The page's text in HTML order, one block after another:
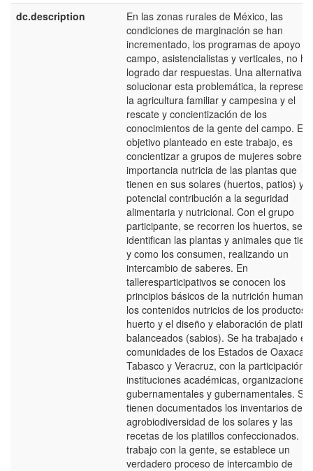
dc.description
En las zonas rurales de México, las
condiciones de marginación se han
incrementado, los programas de apoyo al
campo, asistencialistas y verticales, no
logrado dar respuestas. Una alternativa
solucionar esta problemática, la
la agricultura familiar y campesina y el
rescate y concientización de los
conocimientos de la gente del campo. El
objetivo planteado en este trabajo, es
concientizar a grupos de mujeres sobre la
importancia nutricia de las plantas que
tienen en sus solares (huertos, patios) y
potencial contribución a la seguridad
alimentaria y nutricional. Con el grupo
participante, se recorren los huertos, se
identifican las plantas y animales que
y como los consumen, realizando un
intercambio de saberes. En
talleresparticipativos se conocen los
principios básicos de la nutrición humana,
los contenidos nutricios de los productos
huerto y el diseño y elaboración de
balanceados (sabios). Se ha trabajado en
comunidades de los Estados de Oaxaca,
Tabasco y Veracruz, con la participación
instituciones académicas, organizaciones
gubernamentales y gubernamentales. Se
tienen documentados los inventarios de la
agrobiodiversidad de los solares y las
recetas de los platillos confeccionados.
trabajo con la gente, se establece un
verdadero proceso de intercambio de